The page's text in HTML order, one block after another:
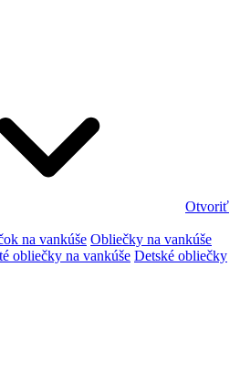
Otvoriť
na vankúše Obliečky na vankúše
obliečky na vankúše Detské obliečky